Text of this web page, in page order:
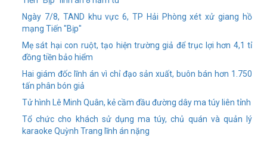
Ngày 7/8, TAND khu vực 6, TP Hải Phòng xét xử giang hồ
mạng Tiến "Bịp"
Mẹ sát hại con ruột, tạo hiện trường giả để trục lợi hơn 4,1 tỉ
đồng tiền bảo hiểm
Hai giám đốc lĩnh án vì chỉ đạo sản xuất, buôn bán hơn 1.750
tấn phân bón giả
Tử hình Lê Minh Quân, kẻ cầm đầu đường dây ma túy liên tỉnh
Tổ chức cho khách sử dụng ma túy, chủ quán và quản lý
karaoke Quỳnh Trang lĩnh án nặng